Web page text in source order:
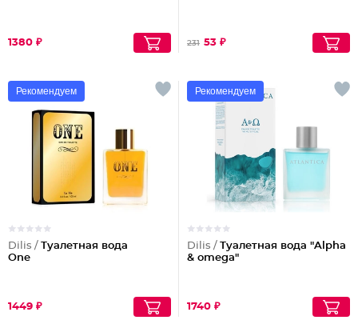
1380 ₽ 231 53 ₽
Рекомендуем
Dilis / Туалетная вода
One
1449 ₽
Рекомендуем
Dilis / Туалетная вода "Alpha
& omega"
1740 ₽